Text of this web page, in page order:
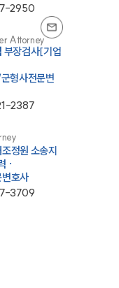
2950
Attorney
부장검사[기업
형사전문변
2387
정원 소송지
·
호사
3709